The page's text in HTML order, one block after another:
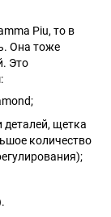
Piu, то в
Она тоже
Это
щетка
количество